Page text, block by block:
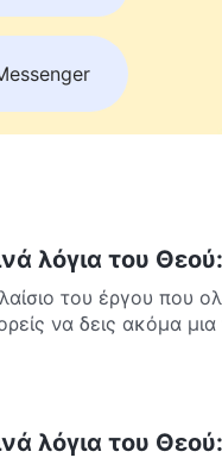
λόγια του
του έργου που
να δεις ακόμα
λόγια του